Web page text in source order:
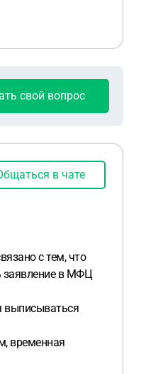
свой вопрос
в чате
с тем, что
заявление в МФЦ
выписываться
временная